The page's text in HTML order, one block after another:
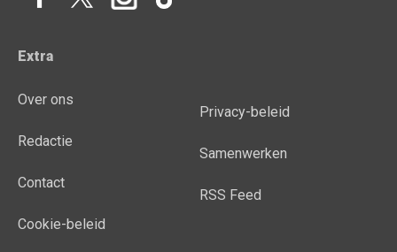
Extra
Over ons
Redactie
Contact
Cookie-beleid
Privacy-beleid
Samenwerken
RSS Feed